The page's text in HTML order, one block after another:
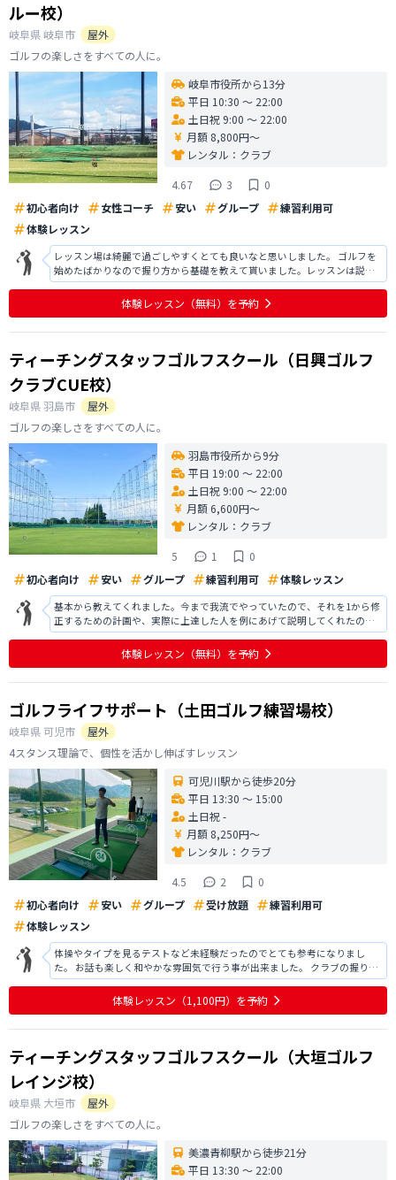
ルー校）
岐阜県 岐阜市
屋外
ゴルフの楽しさをすべての人に。
岐阜市役所から13分
平日 10:30 〜 22:00
土日祝 9:00 〜 22:00
月額 8,800円〜
レンタル： クラブ
4.67
3
0
初心者向け
女性コーチ 安い グループ
練習利用可
体験レッスン
レッスン場は綺麗で過ごしやすくとても良いなと思いしました。 ゴルフを
始めたばかりなので握り方から基礎を教えて貰いました。レッスンは説明
も丁寧で非常に分かりやすかったです。 サイトをしっかり読んでなかった
ので、伺った当初はマンツーマンレッスンだと思っていたけれど団体レッ
スンで驚きました。 自身の感覚と
体験レッスン （無料） を予約
ティーチングスタッフゴルフスクール（日興ゴルフ
クラブCUE校）
岐阜県羽島市
屋外
ゴルフの楽しさをすべての人に。
羽島市役所から9分
平日 19:00 〜 22:00
土日祝 9:00 〜 22:00
月額 6,600円〜
レンタル： クラブ
5
1
0
初心者向け
安い グループ 練習利用可 体験レッスン
基本から教えてくれました。今まで我流でやっていたので、それを1から修
正するための計画や、実際に上達した人を例にあげて説明してくれたので
非常にわかりやすかったです。ゴルフ場自体もとても広く、設備も整って
いるのでとても良いと思いました。入会は検討中ですが、とても有意義な
体験レッスンでした。ありがとうござ
体験レッスン （無料） を予約
ゴルフライフサポート（土田ゴルフ練習場校）
岐阜県 可児市
屋外
4スタンス理論で、個性を活かし伸ばすレッスン
可児川駅から徒歩20分
平日 13:30 〜 15:00
土日祝 -
月額 8,250円〜
レンタル： クラブ
4.5
2
0
初心者向け
安い グループ 受け放題
練習利用可
体験レッスン
体操やタイプを見るテストなど未経験だったのでとても参考になりまし
た。 お話も楽しく和やかな雰囲気で行う事が出来ました。 クラブの握り方
も思っていたのと違いとても自然で握りやすく無理なく打てました。 １時
間位で良いのでもう少し安価にするか値段はそのままで１時間で3人程度に
するなど改善して貰えると有難
体験レッスン （1,100円） を予約
ティーチングスタッフゴルフスクール（大垣ゴルフ
レインジ校）
岐阜県 大垣市
屋外
ゴルフの楽しさをすべての人に。
美濃青柳駅から徒歩21分
平日 13:30 〜 22:00